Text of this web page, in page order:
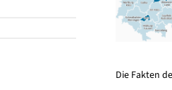
Die Fakten